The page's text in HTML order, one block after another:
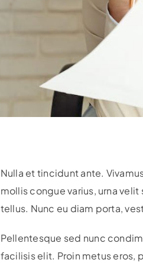
Nulla et tincidunt ante.
mollis congue varius, urna
tellus. Nunc eu diam porta,
Pellentesque sed nunc
facilisis elit. Proin metus eros,